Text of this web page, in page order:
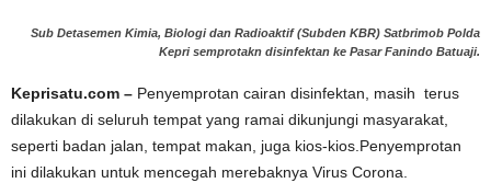
Sub Detasemen Kimia, Biologi dan Radioaktif (Subden KBR) Satbrimob Polda
Kepri semprotakn disinfektan ke Pasar Fanindo Batuaji.
Keprisatu.com – Penyemprotan cairan disinfektan, masih terus
dilakukan di seluruh tempat yang ramai dikunjungi masyarakat,
seperti badan jalan, tempat makan, juga kios-kios.Penyemprotan
ini dilakukan untuk mencegah merebaknya Virus Corona.